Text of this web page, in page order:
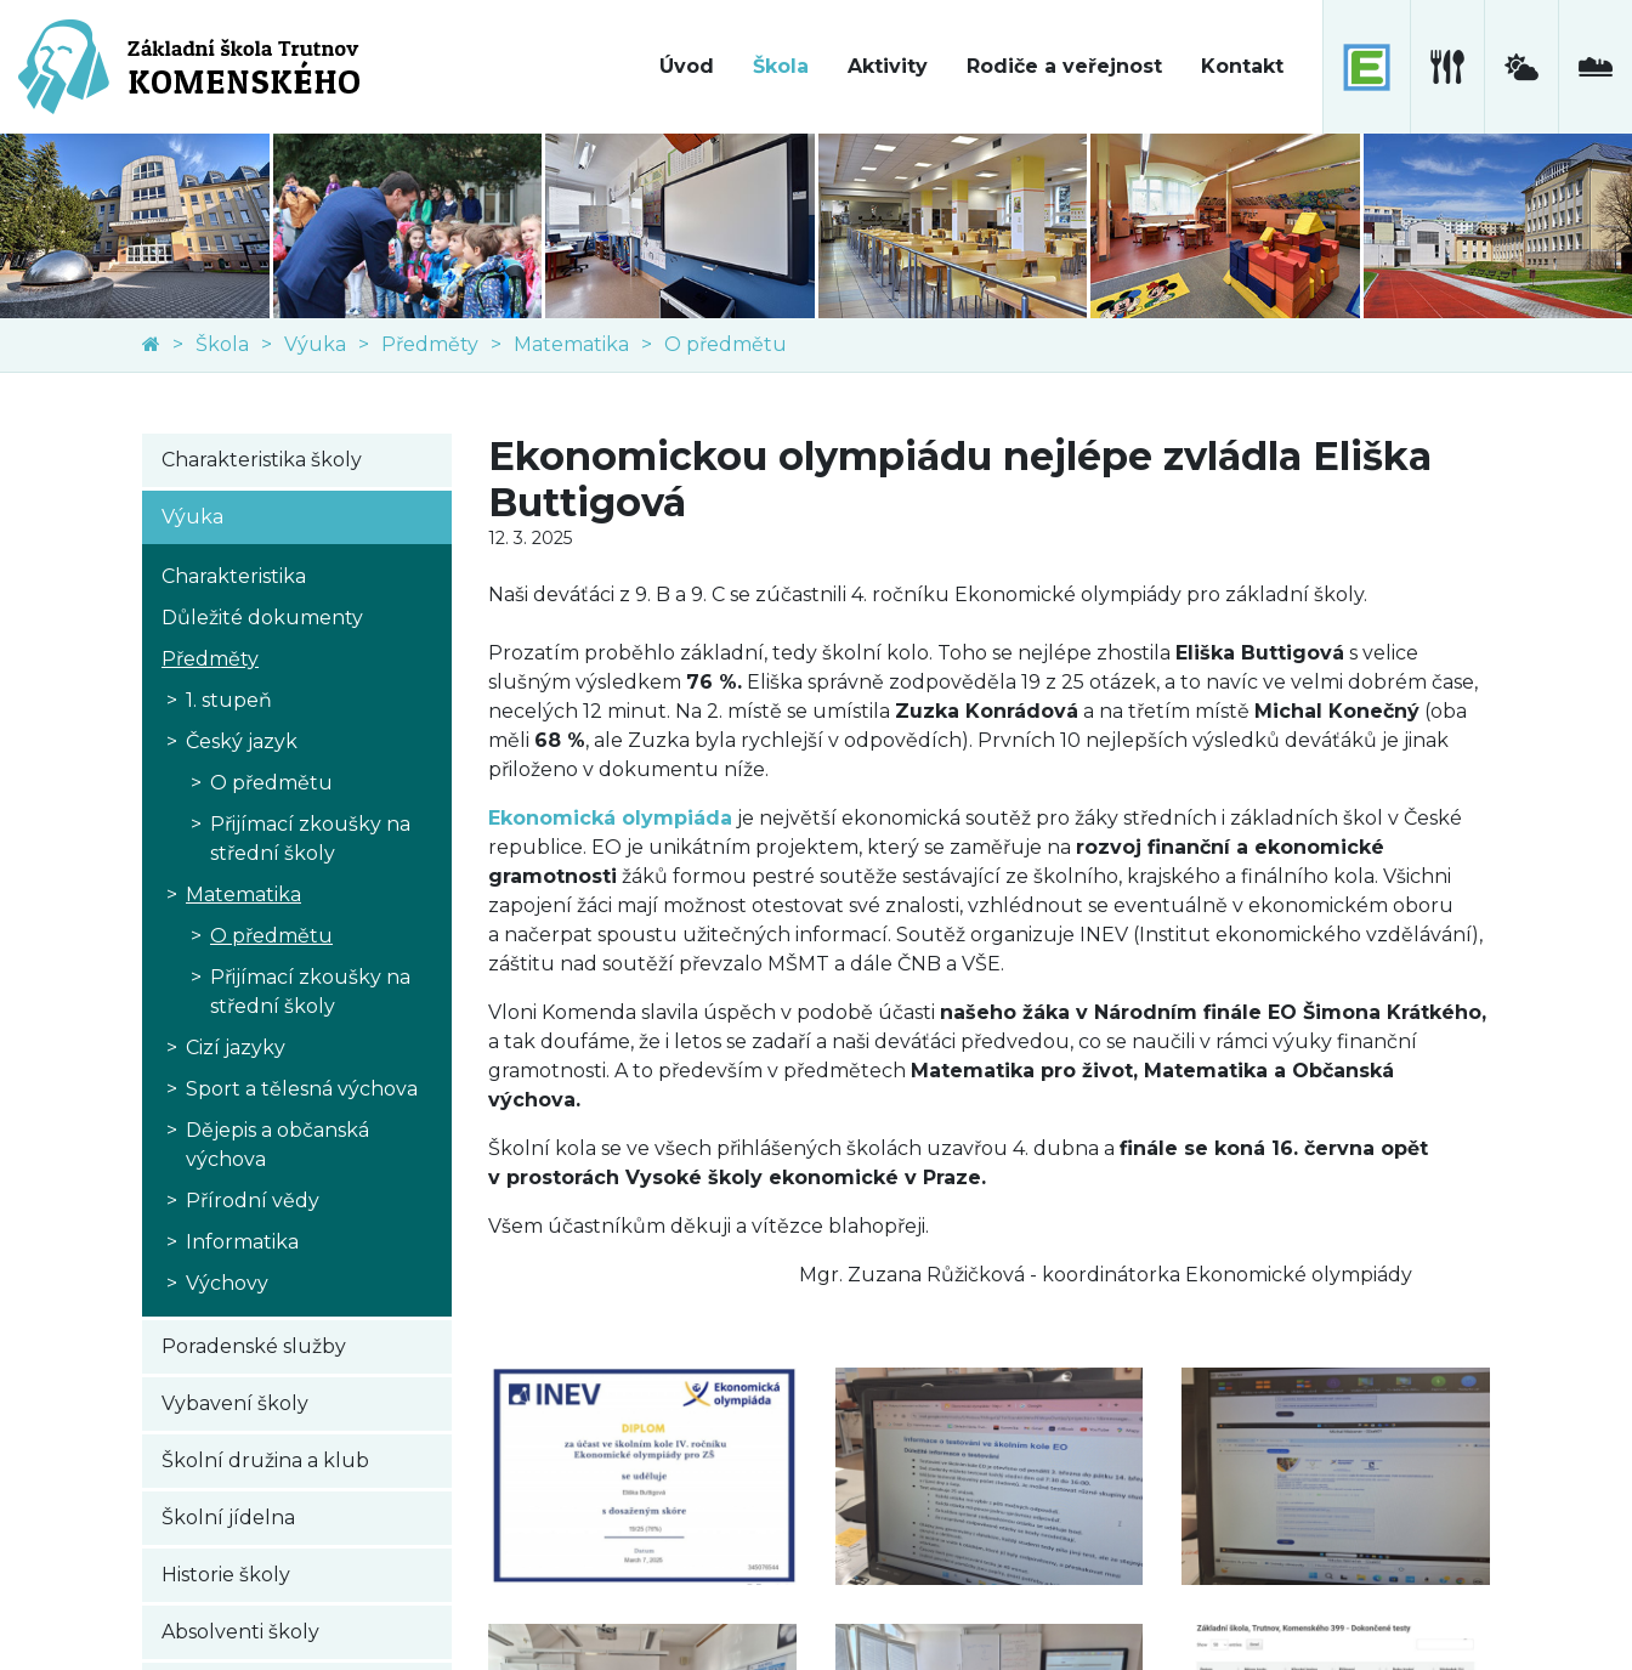
Úvod Škola Aktivity Rodiče a veřejnost Kontakt
Škola Výuka Předměty Matematika O předmětu
Charakteristika školy
Výuka
Charakteristika
Důležité dokumenty
Předměty
1. stupeň
Český jazyk
O předmětu
Přijímací zkoušky na
střední školy
Matematika
O předmětu
Přijímací zkoušky na
střední školy
Cizí jazyky
Sport a tělesná výchova
Dějepis a občanská
výchova
Přírodní vědy
Informatika
Výchovy
Poradenské služby
Vybavení školy
Školní družina a klub
Školní jídelna
Historie školy
Absolventi školy
Ekonomickou olympiádu nejlépe zvládla Eliška
Buttigová
12. 3. 2025
Naši deváťáci z 9. B a 9. C se zúčastnili 4. ročníku Ekonomické olympiády pro základní školy.
Prozatím proběhlo základní, tedy školní kolo. Toho se nejlépe zhostila Eliška Buttigová s velice
slušným výsledkem 76 %. Eliška správně zodpověděla 19 z 25 otázek, a to navíc ve velmi dobrém čase,
necelých 12 minut. Na 2. místě se umístila Zuzka Konrádová a na třetím místě Michal Konečný (oba
měli 68 %, ale Zuzka byla rychlejší v odpovědích). Prvních 10 nejlepších výsledků deváťáků je jinak
přiloženo v dokumentu níže.
Ekonomická olympiáda je největší ekonomická soutěž pro žáky středních i základních škol v České
republice. EO je unikátním projektem, který se zaměřuje na rozvoj finanční a ekonomické
gramotnosti žáků formou pestré soutěže sestávající ze školního, krajského a finálního kola. Všichni
zapojení žáci mají možnost otestovat své znalosti, vzhlédnout se eventuálně v ekonomickém oboru
a načerpat spoustu užitečných informací. Soutěž organizuje INEV (Institut ekonomického vzdělávání),
záštitu nad soutěží převzalo MŠMT a dále ČNB a VŠE.
Vloni Komenda slavila úspěch v podobě účasti našeho žáka v Národním finále EO Šimona Krátkého,
a tak doufáme, že i letos se zadaří a naši deváťáci předvedou, co se naučili v rámci výuky finanční
gramotnosti. A to především v předmětech Matematika pro život, Matematika a Občanská
výchova.
Školní kola se ve všech přihlášených školách uzavřou 4. dubna a finále se koná 16. června opět
v prostorách Vysoké školy ekonomické v Praze.
Všem účastníkům děkuji a vítězce blahopřeji.
Mgr. Zuzana Růžičková - koordinátorka Ekonomické olympiády